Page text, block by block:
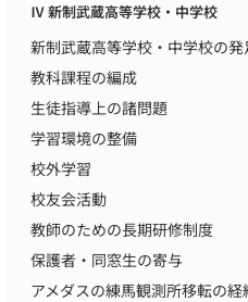
Ⅳ 新制武蔵高等学校・中学校
新制武蔵高等学校・中学校の発
教科課程の編成
生徒指導上の諸問題
学習環境の整備
校外学習
校友会活動
教師のための長期研修制度
保護者・同窓生の寄与
アメダスの練馬観測所移転の経
校ノ修業年限ハ七年トシ高等
たが，「高等科ノミヲ置クコト
学５年卒業者のみでなく４年修
ことがあわせて定められた。こ
年制高等学校が併存する高等学
三年制高等学校で七年制へと移
この後約５年にわたって，官立
されたが，七年制高校について
見通しはほとんど開けなかっ
一応検討されたといわれるが実